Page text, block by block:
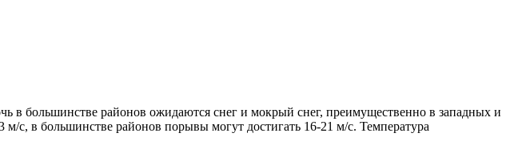
в большинстве районов ожидаются снег и мокрый снег, преимущественно в западных и
с, в большинстве районов порывы могут достигать 16-21 м/с. Температура